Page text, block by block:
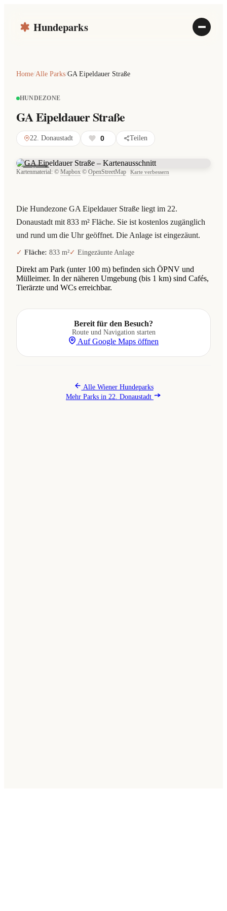
Hundeparks
Home/Alle Parks/GA Eipeldauer Straße
HUNDEZONE
GA Eipeldauer Straße
22. Donaustadt 0 Teilen
Die Hundezone GA Eipeldauer Straße liegt im 22.
Donaustadt mit 833 m² Fläche. Sie ist kostenlos zugänglich
und rund um die Uhr geöffnet. Die Anlage ist eingezäunt.
Fläche: 833 m² Eingezäunte Anlage
Direkt am Park (unter 100 m) befinden sich ÖPNV und
Mülleimer. In der näheren Umgebung (bis 1 km) sind Cafés,
Tierärzte und WCs erreichbar.
Karte
Kartenmaterial: © Mapbox © OpenStreetMap Karte verbessern
Bereit für den Besuch?
Route und Navigation starten
Auf Google Maps öffnen
Alle Wiener Hundeparks
Mehr Parks in 22. Donaustadt